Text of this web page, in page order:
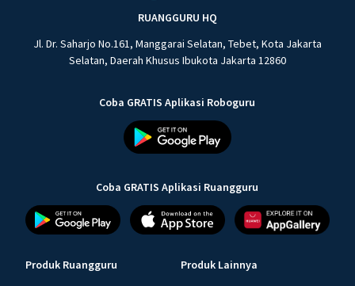
RUANGGURU HQ
Jl. Dr. Saharjo No.161, Manggarai Selatan, Tebet, Kota Jakarta
Selatan, Daerah Khusus Ibukota Jakarta 12860
Coba GRATIS Aplikasi Roboguru
Coba GRATIS Aplikasi Ruangguru
Produk Ruangguru Produk Lainnya